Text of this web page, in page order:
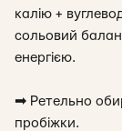
калію +
сольовий
енергією.
➡ Ретельно
пробіжки.